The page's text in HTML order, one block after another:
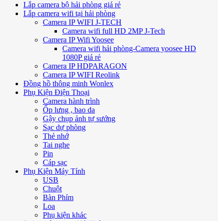
Lắp camera bộ hải phòng giá rẻ
Lắp camera wifi tại hải phòng
Camera IP WIFI J-TECH
Camera wifi full HD 2MP J-Tech
Camera IP Wifi Yoosee
Camera wifi hải phòng-Camera yoosee HD
1080P giá rẻ
Camera IP HDPARAGON
Camera IP WIFI Reolink
Đồng hồ thông minh Wonlex
Phụ Kiện Điện Thoại
Camera hành trình
Ốp lưng , bao da
Gậy chụp ảnh tự sướng
Sạc dự phòng
Thẻ nhớ
Tai nghe
Pin
Cáp sạc
Phụ Kiện Máy Tính
USB
Chuột
Bàn Phím
Loa
Phụ kiện khác